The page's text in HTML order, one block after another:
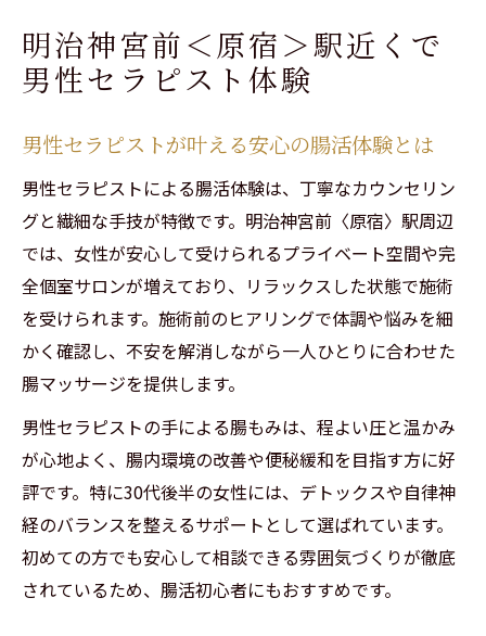
オイルマッサージで感じる腸活効果の実感
口コミで話題の腸もみサロン体験ポイント
腸マッサージで始める毎日のデトックス習
慣
男性セラピストが提案する腸活ケアの実際
腸もみ方法で便秘やお腹の悩みを改善する
腸内環境を整えるためのオイルマッサージ
腸もみサロン人気の理由とメリット解説
男性セラピストが行う腸活オイルマッサー
ジ効果
腸マッサージで腸内環境を整えるポイント
心身を癒す腸活とオイルマッサージの相乗
効果
明治神宮前＜原宿＞駅近くで
男性セラピスト体験
男性セラピストが叶える安心の腸活体験とは
男性セラピストによる腸活体験は、丁寧なカウンセリン
グと繊細な手技が特徴です。明治神宮前〈原宿〉駅周辺
では、女性が安心して受けられるプライベート空間や完
全個室サロンが増えており、リラックスした状態で施術
を受けられます。施術前のヒアリングで体調や悩みを細
かく確認し、不安を解消しながら一人ひとりに合わせた
腸マッサージを提供します。
男性セラピストの手による腸もみは、程よい圧と温かみ
が心地よく、腸内環境の改善や便秘緩和を目指す方に好
評です。特に30代後半の女性には、デトックスや自律神
経のバランスを整えるサポートとして選ばれています。
初めての方でも安心して相談できる雰囲気づくりが徹底
されているため、腸活初心者にもおすすめです。